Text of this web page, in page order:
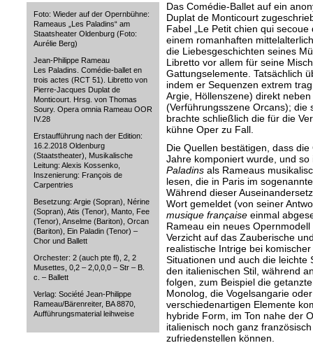
Foto: Wieder auf der Opernbühne:
Rameaus „Les Paladins“ am
Staatsheater Oldenburg (Foto:
Aurélie Berg)
Jean-Philippe Rameau
Les Paladins. Comédie-ballet en
trois actes (RCT 51). Libretto von
Pierre-Jacques Duplat de
Monticourt. Hrsg. von Thomas
Soury. Opera omnia Rameau OOR
IV.28
Erstaufführung nach der Edition:
16.2.2018 Oldenburg
(Staatstheater), Musikalische
Leitung: Alexis Kossenko,
Inszenierung: François de
Carpentries
Besetzung: Argie (Sopran), Nérine
(Sopran), Atis (Tenor), Manto, Fee
(Tenor), Anselme (Bariton), Orcan
(Bariton), Ein Paladin (Tenor) –
Chor und Ballett
Orchester: 2 (auch pte fl), 2, 2
Musettes, 0,2 – 2,0,0,0 – Str – B.
c. – Ballett
Verlag: Société Jean-Philippe
Rameau/Bärenreiter, BA 8870,
Aufführungsmaterial leihweise
Das Comédie-Ballet auf ein
Duplat de Monticourt
Fabel „Le Petit chien qui secoue
einem romanhaften
die Liebesgeschichten seines
Libretto vor allem für seine
Gattungselemente. Tatsächlich
indem er Sequenzen extrem
Argie, Höllenszene) direkt
(Verführungsszene Orcans); die
brachte schließlich die für die
kühne Oper zu Fall.
Die Quellen bestätigen, dass
Jahre komponiert wurde, und
Paladinsals Rameaus
lesen, die in Paris im
Während dieser
Wort gemeldet (von seiner
musique françaiseeinmal
Rameau ein neues
Verzicht auf das Zauberische
realistische Intrige bei
Situationen und auch die leichte
den italienischen Stil, während
folgen, zum Beispiel die
Monolog, die Vogelsangarie
verschiedenartigen Elemente
hybride Form, im Ton nahe der
italienisch noch ganz
zufriedenstellen können.